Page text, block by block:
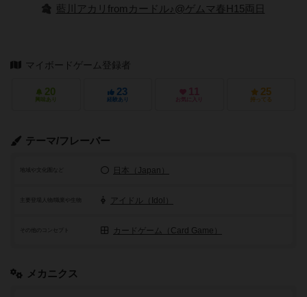
藍川アカリfromカードル♪@ゲムマ春H15両日
マイボードゲーム登録者
20
興味あり
23
経験あり
11
お気に入り
25
持ってる
テーマ/フレーバー
地域や文化圏など 日本（Japan）
アイドル（Idol）
その他のコンセプト カードゲーム（Card Game）
メカニクス